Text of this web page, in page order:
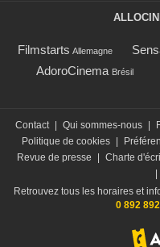
Filmstarts Allemagne
AdoroCinema Brésil
Contact Qui sommes-nous
Politique de cookies
Revue de presse
Charte
Retrouvez tous les horaires et
0 892